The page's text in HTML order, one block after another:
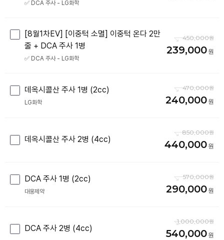
✅ DCA 주사 - LG화학
[8월1차EV] [이중턱 소멸] 이중턱 온다 2만
줄 + DCA 주사 1병
✅ DCA 주사 - LG화학
450,000
239,000
데옥시콜산 주사 1병 (2cc)
LG화학
470,000
240,000
데옥시콜산 주사 2병 (4cc)
850,000
440,000
DCA 주사 1병 (2cc)
대웅제약
570,000
290,000
DCA 주사 2병 (4cc)
1,000,000
540,000